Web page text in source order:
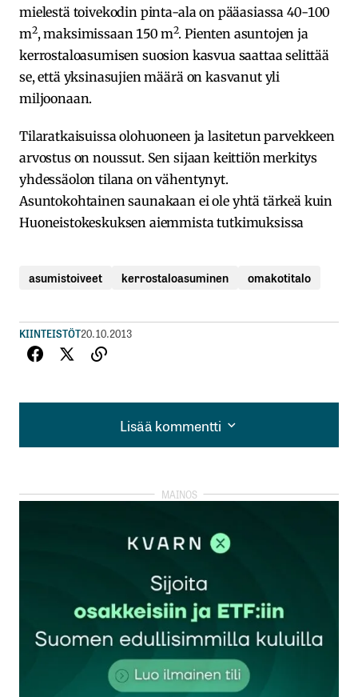
mielestä toivekodin pinta-ala on pääasiassa 40-100
m2, maksimissaan 150 m2. Pienten asuntojen ja
kerrostaloasumisen suosion kasvua saattaa selittää
se, että yksinasujien määrä on kasvanut yli
miljoonaan.
Tilaratkaisuissa olohuoneen ja lasitetun parvekkeen
arvostus on noussut. Sen sijaan keittiön merkitys
yhdessäolon tilana on vähentynyt.
Asuntokohtainen saunakaan ei ole yhtä tärkeä kuin
Huoneistokeskuksen aiemmista tutkimuksissa
asumistoiveet kerrostaloasuminen omakotitalo
KIINTEISTÖT20.10.2013
Lisää kommentti
Lisää kommentti
kirjautua
rekisteröityä
Sähköpostiosoitettasi ei julkaista.Pakolliset
kentät on merkitty*